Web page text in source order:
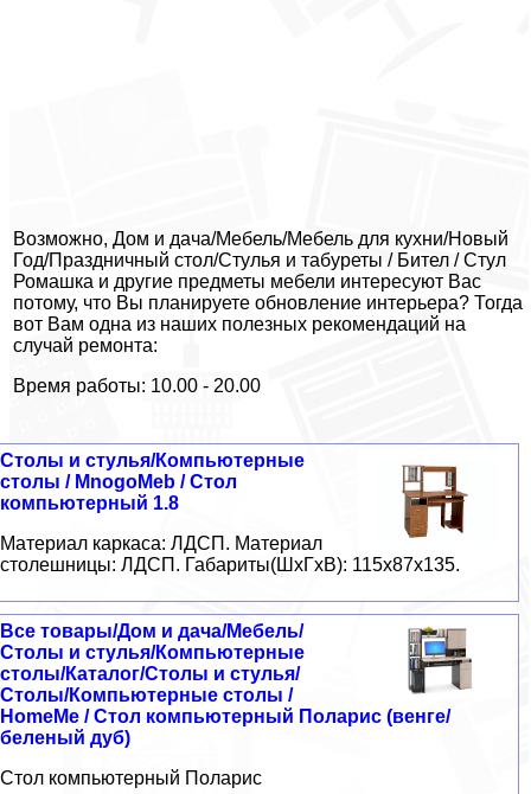
Возможно, Дом и дача/Мебель/Мебель для кухни/Новый
Год/Праздничный стол/Стулья и табуреты / Бител / Стул
Ромашка и другие предметы мебели интересуют Вас
потому, что Вы планируете обновление интерьера? Тогда
вот Вам одна из наших полезных рекомендаций на
случай ремонта:
Время работы: 10.00 - 20.00
Столы и стулья/Компьютерные
столы / MnogoMeb / Стол
компьютерный 1.8
Материал каркаса: ЛДСП. Материал
столешницы: ЛДСП. Габариты(ШxГxВ): 115x87x135.
Все товары/Дом и дача/Мебель/
Столы и стулья/Компьютерные
столы/Каталог/Столы и стулья/
Столы/Компьютерные столы /
HomeMe / Стол компьютерный Поларис (венге/
беленый дуб)
Стол компьютерный Поларис